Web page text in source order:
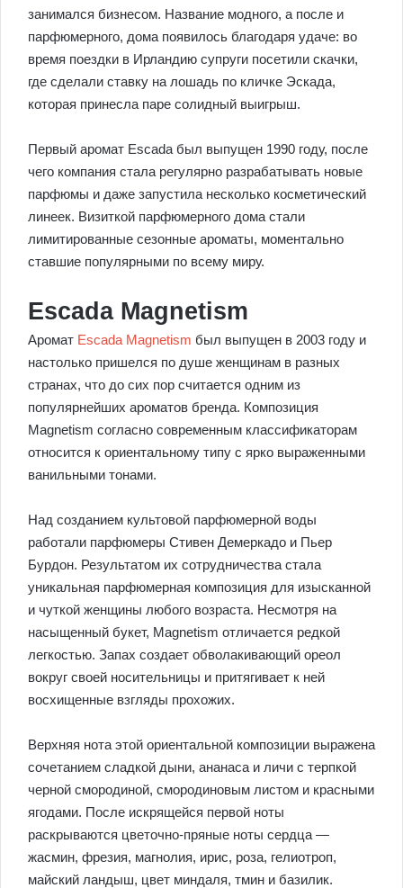
занимался бизнесом. Название модного, а после и
парфюмерного, дома появилось благодаря удаче: во
время поездки в Ирландию супруги посетили скачки,
где сделали ставку на лошадь по кличке Эскада,
которая принесла паре солидный выигрыш.
Первый аромат Escada был выпущен 1990 году, после
чего компания стала регулярно разрабатывать новые
парфюмы и даже запустила несколько косметический
линеек. Визиткой парфюмерного дома стали
лимитированные сезонные ароматы, моментально
ставшие популярными по всему миру.
Escada Magnetism
Аромат Escada Magnetism был выпущен в 2003 году и
настолько пришелся по душе женщинам в разных
странах, что до сих пор считается одним из
популярнейших ароматов бренда. Композиция
Magnetism согласно современным классификаторам
относится к ориентальному типу с ярко выраженными
ванильными тонами.
Над созданием культовой парфюмерной воды
работали парфюмеры Стивен Демеркадо и Пьер
Бурдон. Результатом их сотрудничества стала
уникальная парфюмерная композиция для изысканной
и чуткой женщины любого возраста. Несмотря на
насыщенный букет, Magnetism отличается редкой
легкостью. Запах создает обволакивающий ореол
вокруг своей носительницы и притягивает к ней
восхищенные взгляды прохожих.
Верхняя нота этой ориентальной композиции выражена
сочетанием сладкой дыни, ананаса и личи с терпкой
черной смородиной, смородиновым листом и красными
ягодами. После искрящейся первой ноты
раскрываются цветочно-пряные ноты сердца —
жасмин, фрезия, магнолия, ирис, роза, гелиотроп,
майский ландыш, цвет миндаля, тмин и базилик.